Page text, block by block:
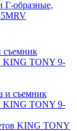
съемник
KING TONY 9-
KING TONY